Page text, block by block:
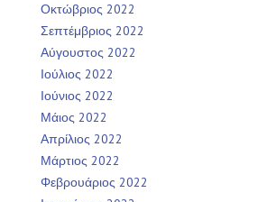
Οκτώβριος 2022
Σεπτέμβριος 2022
Αύγουστος 2022
Ιούλιος 2022
Ιούνιος 2022
Μάιος 2022
Απρίλιος 2022
Μάρτιος 2022
Φεβρουάριος 2022